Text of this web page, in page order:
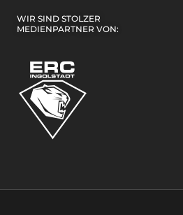
WIR SIND STOLZER
MEDIENPARTNER VON: